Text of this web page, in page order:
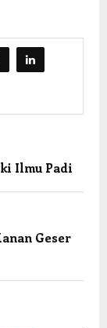
Ilmu Padi
Geser